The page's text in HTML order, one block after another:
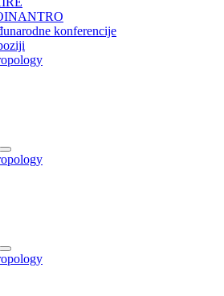
konferencije